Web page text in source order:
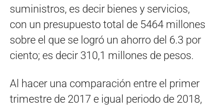
suministros, es decir bienes y servicios,
con un presupuesto total de 5464 millones
sobre el que se logró un ahorro del 6.3 por
ciento; es decir 310,1 millones de pesos.
Al hacer una comparación entre el primer
trimestre de 2017 e igual periodo de 2018,